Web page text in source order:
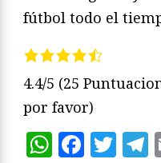
fútbol todo el
4.4/5 (25
por favor)